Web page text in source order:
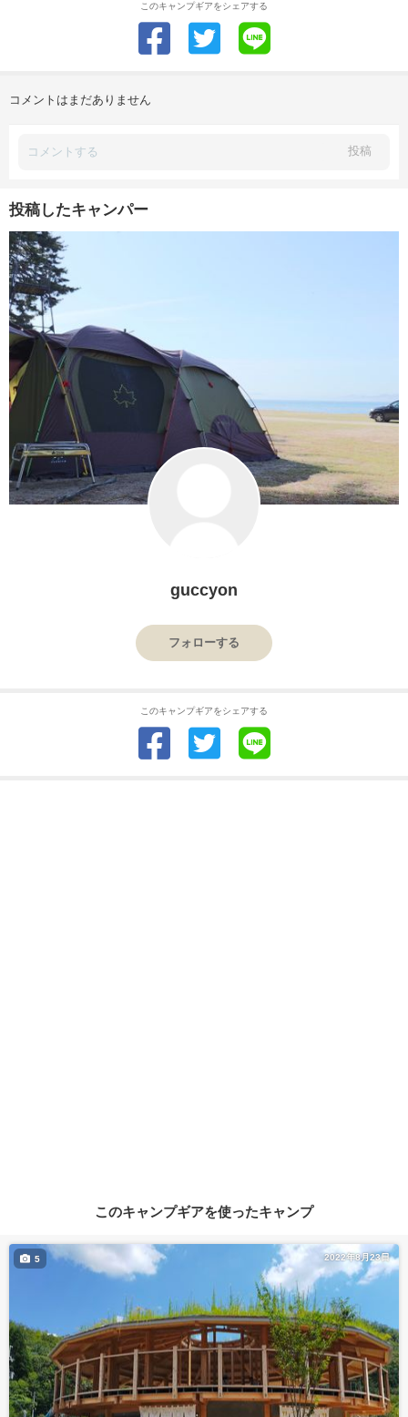
このキャンプギアをシェアする
コメントはまだありません
投稿
投稿したキャンパー
guccyon
フォローする
このキャンプギアをシェアする
このキャンプギアを使ったキャンプ
2022年8月23日
5